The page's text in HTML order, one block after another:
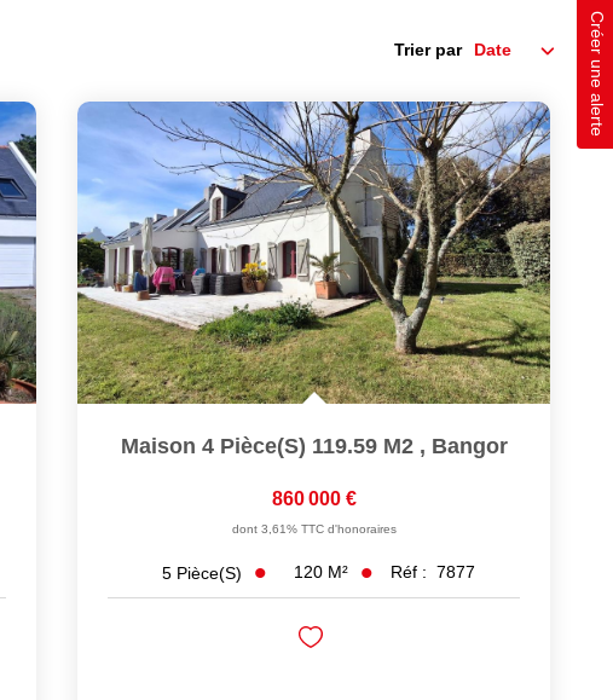
Créer une alerte
Trier par
Maison 4 Pièce(s) 119.59 M2 , Bangor
860 000 €
dont 3,61% TTC d'honoraires
5 Pièce(s) 120 M² Réf : 7877